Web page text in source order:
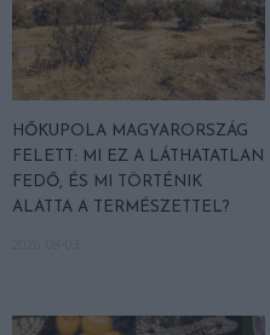
HŐKUPOLA MAGYARORSZÁG
FELETT: MI EZ A LÁTHATATLAN
FEDŐ, ÉS MI TÖRTÉNIK
ALATTA A TERMÉSZETTEL?